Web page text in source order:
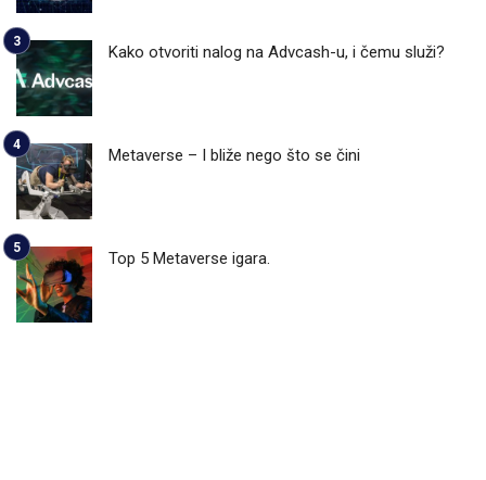
Kako otvoriti nalog na Advcash-u, i čemu služi?
Metaverse – I bliže nego što se čini
Top 5 Metaverse igara.